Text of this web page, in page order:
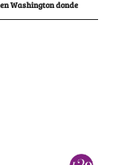
Washington donde